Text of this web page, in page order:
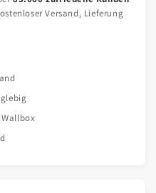
Versand, Lieferung